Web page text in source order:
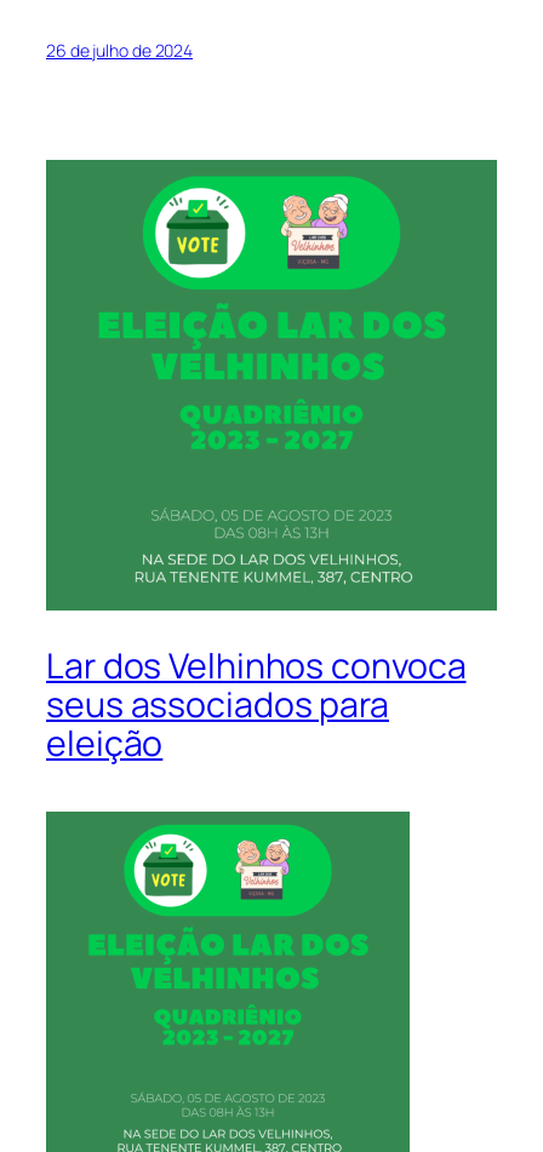
26 de julho de 2024
Lar dos Velhinhos convoca
seus associados para
eleição